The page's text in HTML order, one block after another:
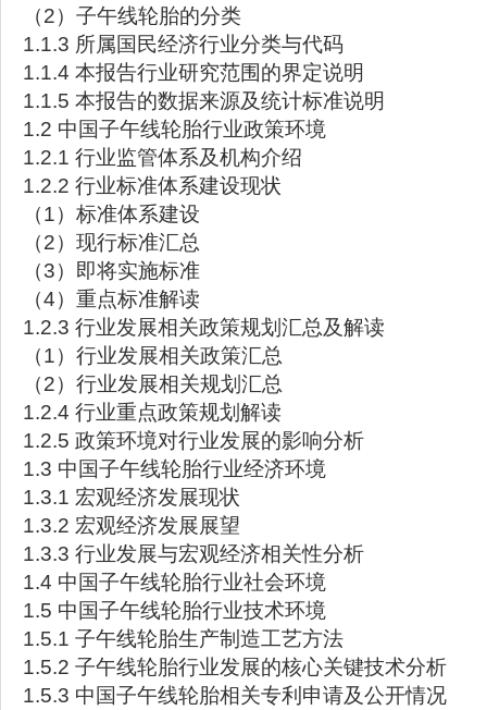
（2）子午线轮胎的分类
1.1.3 所属国民经济行业分类与代码
1.1.4 本报告行业研究范围的界定说明
1.1.5 本报告的数据来源及统计标准说明
1.2 中国子午线轮胎行业政策环境
1.2.1 行业监管体系及机构介绍
1.2.2 行业标准体系建设现状
（1）标准体系建设
（2）现行标准汇总
（3）即将实施标准
（4）重点标准解读
1.2.3 行业发展相关政策规划汇总及解读
（1）行业发展相关政策汇总
（2）行业发展相关规划汇总
1.2.4 行业重点政策规划解读
1.2.5 政策环境对行业发展的影响分析
1.3 中国子午线轮胎行业经济环境
1.3.1 宏观经济发展现状
1.3.2 宏观经济发展展望
1.3.3 行业发展与宏观经济相关性分析
1.4 中国子午线轮胎行业社会环境
1.5 中国子午线轮胎行业技术环境
1.5.1 子午线轮胎生产制造工艺方法
1.5.2 子午线轮胎行业发展的核心关键技术分析
1.5.3 中国子午线轮胎相关专利申请及公开情况